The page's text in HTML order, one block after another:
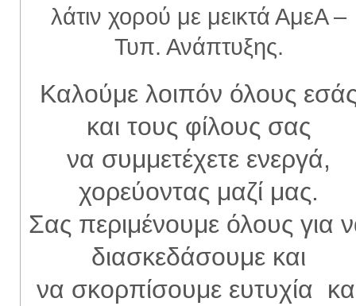
λάτιν χορού με μεικτά ΑμεΑ –
Τυπ. Ανάπτυξης.
Καλούμε λοιπόν όλους
και τους φίλους σας
να συμμετέχετε ενεργά,
χορεύοντας μαζί μας.
Σας περιμένουμε όλους για
διασκεδάσουμε και
να σκορπίσουμε ευτυχία